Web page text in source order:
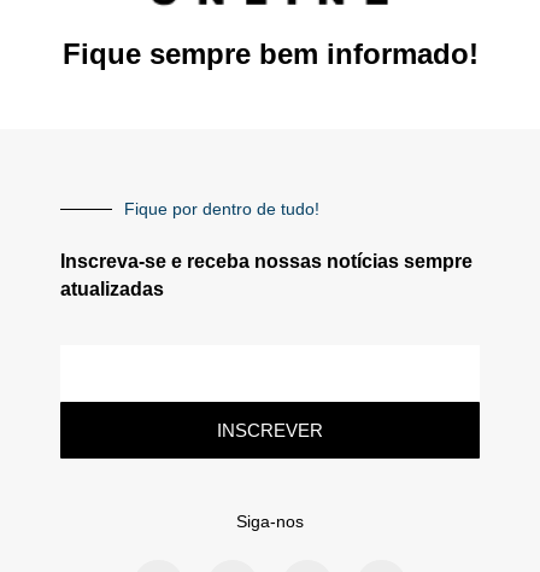
Fique sempre bem informado!
Fique por dentro de tudo!
Inscreva-se e receba nossas notícias sempre
atualizadas
INSCREVER
Siga-nos